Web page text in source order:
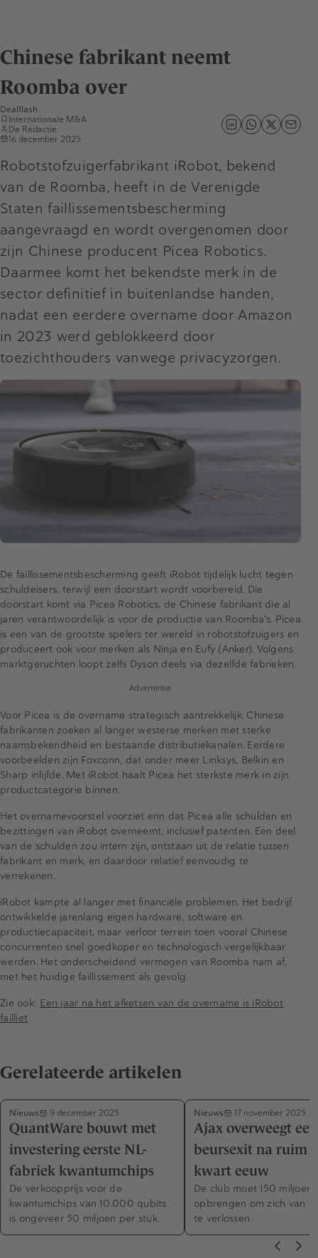
Chinese fabrikant neemt
Roomba over
Dealflash
Internationale M&A
De Redactie
16 december 2025
Robotstofzuigerfabrikant iRobot, bekend
van de Roomba, heeft in de Verenigde
Staten faillissementsbescherming
aangevraagd en wordt overgenomen door
zijn Chinese producent Picea Robotics.
Daarmee komt het bekendste merk in de
sector definitief in buitenlandse handen,
nadat een eerdere overname door Amazon
in 2023 werd geblokkeerd door
toezichthouders vanwege privacyzorgen.
De faillissementsbescherming geeft iRobot tijdelijk lucht tegen
schuldeisers, terwijl een doorstart wordt voorbereid. Die
doorstart komt via Picea Robotics, de Chinese fabrikant die al
jaren verantwoordelijk is voor de productie van Roomba’s. Picea
is een van de grootste spelers ter wereld in robotstofzuigers en
produceert ook voor merken als Ninja en Eufy (Anker). Volgens
marktgeruchten loopt zelfs Dyson deels via dezelfde fabrieken.
Advertentie
Voor Picea is de overname strategisch aantrekkelijk. Chinese
fabrikanten zoeken al langer westerse merken met sterke
naamsbekendheid en bestaande distributiekanalen. Eerdere
voorbeelden zijn Foxconn, dat onder meer Linksys, Belkin en
Sharp inlijfde. Met iRobot haalt Picea het sterkste merk in zijn
productcategorie binnen.
Het overnamevoorstel voorziet erin dat Picea alle schulden en
bezittingen van iRobot overneemt, inclusief patenten. Een deel
van de schulden zou intern zijn, ontstaan uit de relatie tussen
fabrikant en merk, en daardoor relatief eenvoudig te
verrekenen.
iRobot kampte al langer met financiële problemen. Het bedrijf
ontwikkelde jarenlang eigen hardware, software en
productiecapaciteit, maar verloor terrein toen vooral Chinese
concurrenten snel goedkoper en technologisch vergelijkbaar
werden. Het onderscheidend vermogen van Roomba nam af,
met het huidige faillissement als gevolg.
Zie ook: Een jaar na het afketsen van de overname is iRobot
failliet
Gerelateerde artikelen
Nieuws 9 december 2025
QuantWare bouwt met
investering eerste NL-
fabriek kwantumchips
De verkoopprijs voor de
kwantumchips van 10.000 qubits
is ongeveer 50 miljoen per stuk.
Nieuws 17 november 2025
Ajax overweegt een
beursexit na ruim
kwart eeuw
De club moet 150 miljoen
opbrengen om zich van
te verlossen.